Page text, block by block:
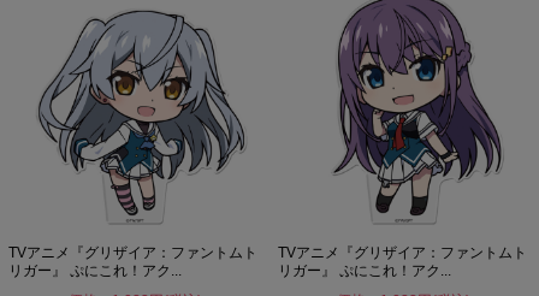
TVアニメ『グリザイア：ファントムト
リガー』 ぷにこれ！アク...
TVアニメ『グリザイア：ファントムト
リガー』 ぷにこれ！アク...